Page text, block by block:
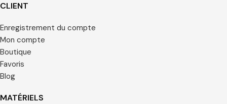
CLIENT
Enregistrement du compte
Mon compte
Boutique
Favoris
Blog
MATÉRIELS